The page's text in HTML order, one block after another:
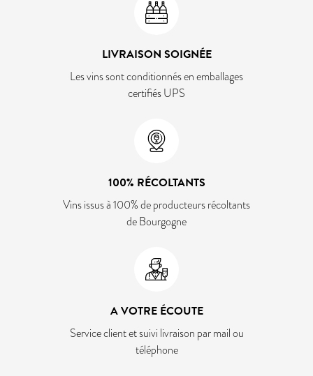
LIVRAISON SOIGNÉE
Les vins sont conditionnés en emballages
certifiés UPS
100% RÉCOLTANTS
Vins issus à 100% de producteurs récoltants
de Bourgogne
A VOTRE ÉCOUTE
Service client et suivi livraison par mail ou
téléphone